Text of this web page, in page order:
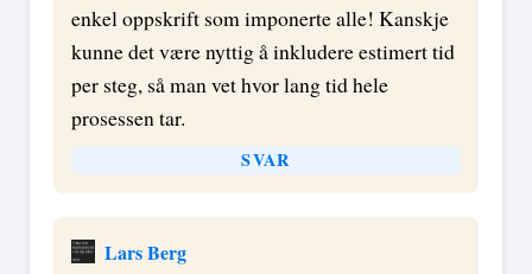
enkel oppskrift som imponerte alle! Kanskje
kunne det være nyttig å inkludere estimert tid
per steg, så man vet hvor lang tid hele
prosessen tar.
SVAR
Lars Berg